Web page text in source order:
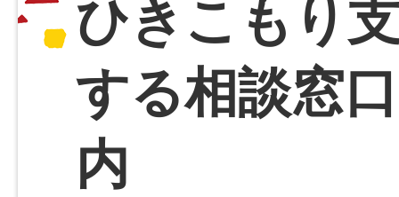
ひきこもり
する相談窓
内